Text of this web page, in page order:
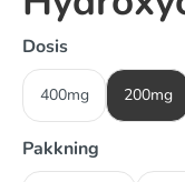
Dosis
400mg 200mg
Pakkning